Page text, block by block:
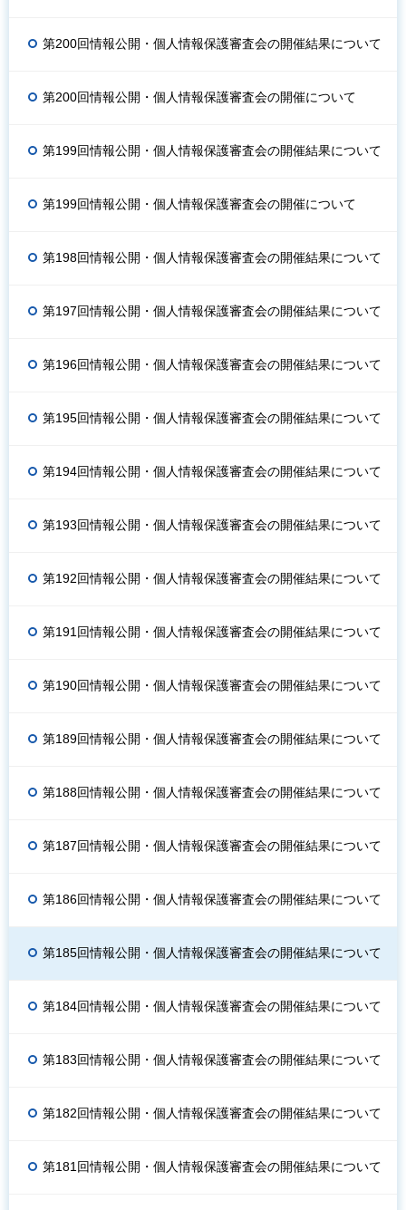
第200回情報公開・個人情報保護審査会の開催結果について
第200回情報公開・個人情報保護審査会の開催について
第199回情報公開・個人情報保護審査会の開催結果について
第199回情報公開・個人情報保護審査会の開催について
第198回情報公開・個人情報保護審査会の開催結果について
第197回情報公開・個人情報保護審査会の開催結果について
第196回情報公開・個人情報保護審査会の開催結果について
第195回情報公開・個人情報保護審査会の開催結果について
第194回情報公開・個人情報保護審査会の開催結果について
第193回情報公開・個人情報保護審査会の開催結果について
第192回情報公開・個人情報保護審査会の開催結果について
第191回情報公開・個人情報保護審査会の開催結果について
第190回情報公開・個人情報保護審査会の開催結果について
第189回情報公開・個人情報保護審査会の開催結果について
第188回情報公開・個人情報保護審査会の開催結果について
第187回情報公開・個人情報保護審査会の開催結果について
第186回情報公開・個人情報保護審査会の開催結果について
第185回情報公開・個人情報保護審査会の開催結果について
第184回情報公開・個人情報保護審査会の開催結果について
第183回情報公開・個人情報保護審査会の開催結果について
第182回情報公開・個人情報保護審査会の開催結果について
第181回情報公開・個人情報保護審査会の開催結果について